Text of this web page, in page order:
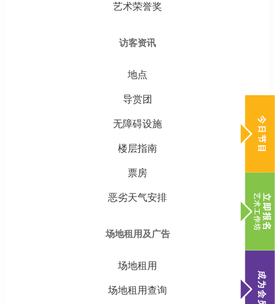
艺术荣誉奖
访客资讯
地点
导赏团
无障碍设施
楼层指南
票房
恶劣天气安排
场地租用及广告
场地租用
场地租用查询